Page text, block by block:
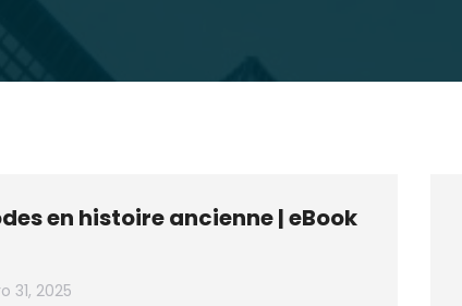
en histoire ancienne | eBook
31, 2025